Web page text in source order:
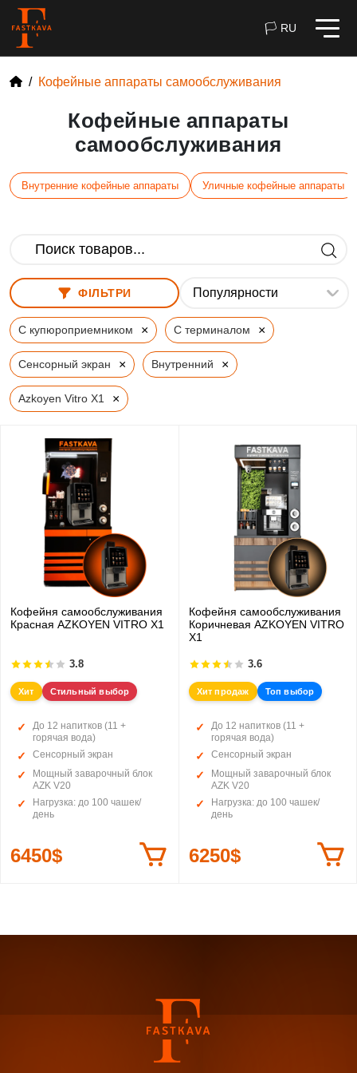
🏳 RU
Кофейные аппараты самообслуживания
Кофейные аппараты
самообслуживания
Внутренние кофейные аппараты Уличные кофейные аппараты
ФІЛЬТРИ
С купюроприемником × С терминалом ×
Сенсорный экран × Внутренний ×
Azkoyen Vitro X1 ×
Кофейня самообслуживания
Красная AZKOYEN VITRO X1
3.8
Хит Стильный выбор
До 12 напитков (11 +
горячая вода)
Сенсорный экран
Мощный заварочный блок
AZK V20
Нагрузка: до 100 чашек/
день
6450$
Кофейня самообслуживания
Коричневая AZKOYEN VITRO
X1
3.6
Хит продаж Топ выбор
До 12 напитков (11 +
горячая вода)
Сенсорный экран
Мощный заварочный блок
AZK V20
Нагрузка: до 100 чашек/
день
6250$